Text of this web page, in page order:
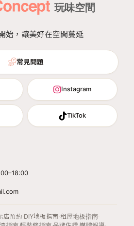
始，讓美好在空間蔓延
常見問題
Instagram
TikTok
店預約·DIY地板指南 ·租屋地板指南·